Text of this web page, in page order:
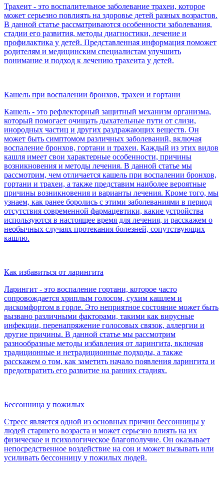
Трахеит - это воспалительное заболевание трахеи, которое
может серьезно повлиять на здоровье детей разных возрастов.
В данной статье рассматриваются особенности заболевания,
стадии его развития, методы диагностики, лечение и
профилактика у детей. Представленная информация поможет
родителям и медицинским специалистам улучшить
понимание и подход к лечению трахеита у детей.
Кашель при воспалении бронхов, трахеи и гортани
Кашель - это рефлекторный защитный механизм организма,
который помогает очищать дыхательные пути от слизи,
инородных частиц и других раздражающих веществ. Он
может быть симптомом различных заболеваний, включая
воспаление бронхов, гортани и трахеи. Каждый из этих видов
кашля имеет свои характерные особенности, причины
возникновения и методы лечения. В данной статье мы
рассмотрим, чем отличается кашель при воспалении бронхов,
гортани и трахеи, а также представим наиболее вероятные
причины возникновения и варианты лечения. Кроме того, мы
узнаем, как ранее боролись с этими заболеваниями в период
отсутствия современной фармацевтики, какие устройства
используются в настоящее время для лечения, и расскажем о
необычных случаях протекания болезней, сопутствующих
кашлю.
Как избавиться от ларингита
Ларингит - это воспаление гортани, которое часто
сопровождается хриплым голосом, сухим кашлем и
дискомфортом в горле. Это неприятное состояние может быть
вызвано различными факторами, такими как вирусные
инфекции, перенапряжение голосовых связок, аллергии и
другие причины. В данной статье мы рассмотрим
разнообразные методы избавления от ларингита, включая
традиционные и нетрадиционные подходы, а также
расскажем о том, как заметить начало появления ларингита и
предотвратить его развитие на ранних стадиях.
Бессонница у пожилых
Стресс является одной из основных причин бессонницы у
людей старшего возраста и может серьезно влиять на их
физическое и психологическое благополучие. Он оказывает
непосредственное воздействие на сон и может вызывать или
усиливать бессонницу у пожилых людей.